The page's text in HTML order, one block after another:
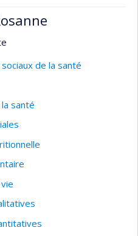
responsables de la
d’un système intégré
personnes âgées (SIPA).
de la santé
santé